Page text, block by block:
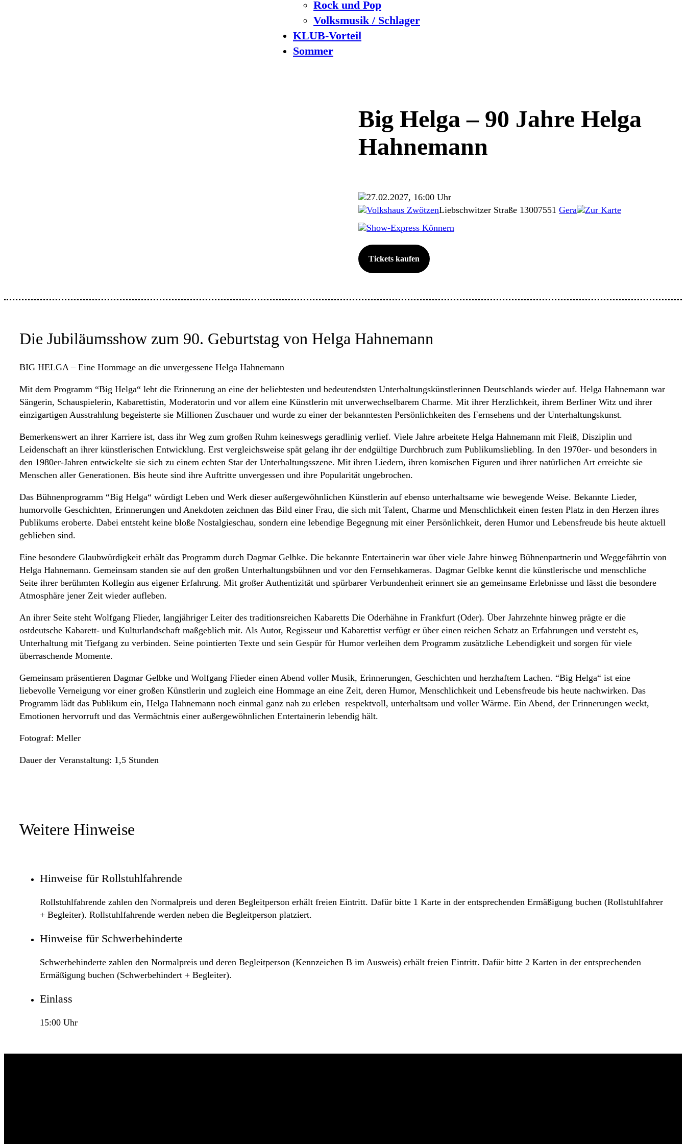
Rock und Pop
Volksmusik / Schlager
KLUB-Vorteil
Sommer
Big Helga – 90 Jahre Helga
Hahnemann
27.02.2027, 16:00 Uhr
Volkshaus ZwötzenLiebschwitzer Straße 13007551 Gera
Zur Karte
Show-Express Könnern
Tickets kaufen
Die Jubiläumsshow zum 90. Geburtstag von Helga Hahnemann
BIG HELGA – Eine Hommage an die unvergessene Helga Hahnemann
Mit dem Programm “Big Helga“ lebt die Erinnerung an eine der beliebtesten und bedeutendsten Unterhaltungskünstlerinnen Deutschlands wieder auf. Helga Hahnemann war
Sängerin, Schauspielerin, Kabarettistin, Moderatorin und vor allem eine Künstlerin mit unverwechselbarem Charme. Mit ihrer Herzlichkeit, ihrem Berliner Witz und ihrer
einzigartigen Ausstrahlung begeisterte sie Millionen Zuschauer und wurde zu einer der bekanntesten Persönlichkeiten des Fernsehens und der Unterhaltungskunst.
Bemerkenswert an ihrer Karriere ist, dass ihr Weg zum großen Ruhm keineswegs geradlinig verlief. Viele Jahre arbeitete Helga Hahnemann mit Fleiß, Disziplin und
Leidenschaft an ihrer künstlerischen Entwicklung. Erst vergleichsweise spät gelang ihr der endgültige Durchbruch zum Publikumsliebling. In den 1970er- und besonders in
den 1980er-Jahren entwickelte sie sich zu einem echten Star der Unterhaltungsszene. Mit ihren Liedern, ihren komischen Figuren und ihrer natürlichen Art erreichte sie
Menschen aller Generationen. Bis heute sind ihre Auftritte unvergessen und ihre Popularität ungebrochen.
Das Bühnenprogramm “Big Helga“ würdigt Leben und Werk dieser außergewöhnlichen Künstlerin auf ebenso unterhaltsame wie bewegende Weise. Bekannte Lieder,
humorvolle Geschichten, Erinnerungen und Anekdoten zeichnen das Bild einer Frau, die sich mit Talent, Charme und Menschlichkeit einen festen Platz in den Herzen ihres
Publikums eroberte. Dabei entsteht keine bloße Nostalgieschau, sondern eine lebendige Begegnung mit einer Persönlichkeit, deren Humor und Lebensfreude bis heute aktuell
geblieben sind.
Eine besondere Glaubwürdigkeit erhält das Programm durch Dagmar Gelbke. Die bekannte Entertainerin war über viele Jahre hinweg Bühnenpartnerin und Weggefährtin von
Helga Hahnemann. Gemeinsam standen sie auf den großen Unterhaltungsbühnen und vor den Fernsehkameras. Dagmar Gelbke kennt die künstlerische und menschliche
Seite ihrer berühmten Kollegin aus eigener Erfahrung. Mit großer Authentizität und spürbarer Verbundenheit erinnert sie an gemeinsame Erlebnisse und lässt die besondere
Atmosphäre jener Zeit wieder aufleben.
An ihrer Seite steht Wolfgang Flieder, langjähriger Leiter des traditionsreichen Kabaretts Die Oderhähne in Frankfurt (Oder). Über Jahrzehnte hinweg prägte er die
ostdeutsche Kabarett- und Kulturlandschaft maßgeblich mit. Als Autor, Regisseur und Kabarettist verfügt er über einen reichen Schatz an Erfahrungen und versteht es,
Unterhaltung mit Tiefgang zu verbinden. Seine pointierten Texte und sein Gespür für Humor verleihen dem Programm zusätzliche Lebendigkeit und sorgen für viele
überraschende Momente.
Gemeinsam präsentieren Dagmar Gelbke und Wolfgang Flieder einen Abend voller Musik, Erinnerungen, Geschichten und herzhaftem Lachen. “Big Helga“ ist eine
liebevolle Verneigung vor einer großen Künstlerin und zugleich eine Hommage an eine Zeit, deren Humor, Menschlichkeit und Lebensfreude bis heute nachwirken. Das
Programm lädt das Publikum ein, Helga Hahnemann noch einmal ganz nah zu erleben  respektvoll, unterhaltsam und voller Wärme. Ein Abend, der Erinnerungen weckt,
Emotionen hervorruft und das Vermächtnis einer außergewöhnlichen Entertainerin lebendig hält.
Fotograf: Meller
Dauer der Veranstaltung: 1,5 Stunden
Weitere Hinweise
Hinweise für Rollstuhlfahrende
Rollstuhlfahrende zahlen den Normalpreis und deren Begleitperson erhält freien Eintritt. Dafür bitte 1 Karte in der entsprechenden Ermäßigung buchen (Rollstuhlfahrer
+ Begleiter). Rollstuhlfahrende werden neben die Begleitperson platziert.
Hinweise für Schwerbehinderte
Schwerbehinderte zahlen den Normalpreis und deren Begleitperson (Kennzeichen B im Ausweis) erhält freien Eintritt. Dafür bitte 2 Karten in der entsprechenden
Ermäßigung buchen (Schwerbehindert + Begleiter).
Einlass
15:00 Uhr